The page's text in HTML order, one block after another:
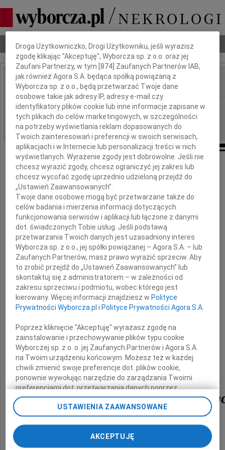
Nekrologi Odeszli Poradnik pogrzebowy
IMIĘ I NAZWISKO:
REGION: Bydgoszcz
DATA EMISJI: 05.12.2009
Wyrazy szczerego współczucia
dla
Rodziny, Przyjaciół
i
Współpracowników
z powodu śmierci
Jana
Dbamy o Twoją prywatność
Droga Użytkowniczko, Drogi Użytkowniku, jeśli wyrazisz
zgodę klikając "Akceptuję", Wyborcza sp. z o.o. oraz jej
Zaufani Partnerzy, w tym [874 ] Zaufanych Partnerów IAB,
jak również Agora S.A. będąca spółką powiązaną z
Wyborcza sp. z o.o., będą przetwarzać Twoje dane
osobowe takie jak adresy IP, adresy e-mail czy
identyfikatory plików cookie lub inne informacje zapisane w
tych plikach do celów marketingowych, w szczególności
na potrzeby wyświetlania reklam dopasowanych do
Twoich zainteresowań i preferencji w swoich serwisach,
aplikacjach i w Internecie lub personalizacji treści w nich
wyświetlanych. Wyrażenie zgody jest dobrowolne. Jeśli nie
chcesz wyrazić zgody, chcesz ograniczyć jej zakres lub
chcesz wycofać zgodę uprzednio udzieloną przejdź do
„Ustawień Zaawansowanych”.
Twoje dane osobowe mogą być przetwarzane także do
celów badania i mierzenia informacji dotyczących
funkcjonowania serwisów i aplikacji lub łączone z danymi
dot. świadczonych Tobie usług. Jeśli podstawą
przetwarzania Twoich danych jest uzasadniony interes
Wyborcza sp. z o.o., jej spółki powiązanej – Agora S.A. – lub
Zaufanych Partnerów, masz prawo wyrazić sprzeciw. Aby
to zrobić przejdź do „Ustawień Zaawansowanych” lub
skontaktuj się z administratorem – w zależności od
zakresu sprzeciwu i podmiotu, wobec którego jest
kierowany. Więcej informacji znajdziesz w Polityce
Prywatności Wyborcza.pl i Polityce Prywatności Agora S.A.
Poprzez kliknięcie "Akceptuję" wyrażasz zgodę na
zainstalowanie i przechowywanie plików typu cookie
Wyborczej sp. z o. o. jej Zaufanych Partnerów i Agora S.A.
na Twoim urządzeniu końcowym. Możesz też w każdej
chwili zmienić swoje preferencje dot. plików cookie,
ponownie wywołując narzędzie do zarządzania Twoimi
preferencjami dot. przetwarzania danych poprzez
odnośnik „Ustawienia prywatności” w stopce serwisu i
przechodząc do sekcji „Ustawienia zaawansowane”.
Zmiana ustawień plików cookie możliwa jest także za
pomocą ustawień przeglądarki.
My, nasi Zaufani Partnerzy i Agora S.A. możemy
USTAWIENIA ZAAWANSOWANE
AKCEPTUJĘ